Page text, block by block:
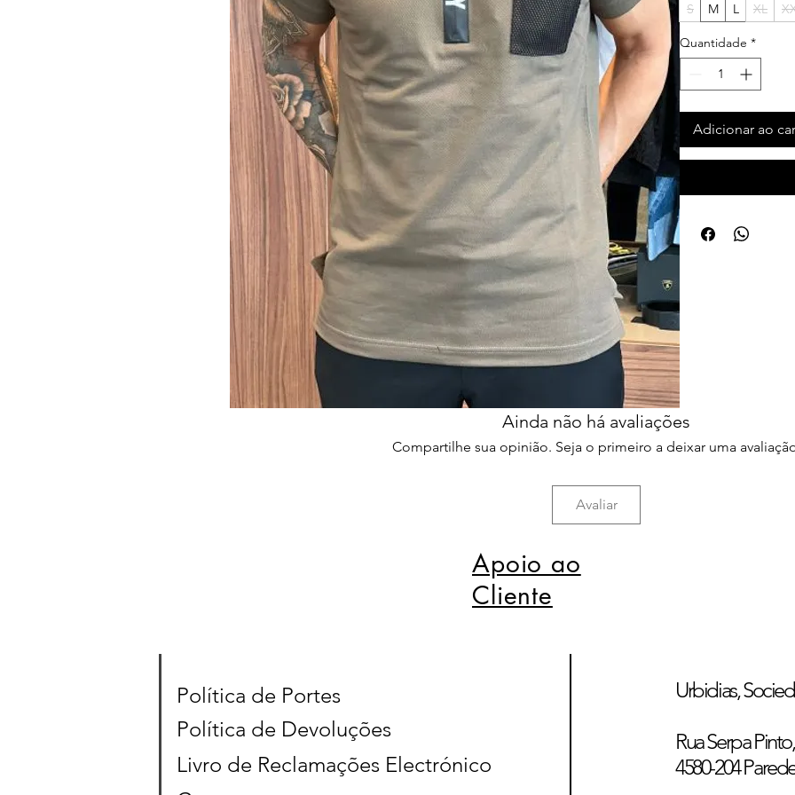
S
M L XL
Quantidade *
Adicionar ao
Ainda não há avaliações
Compartilhe sua opinião. Seja o primeiro a deixar uma
Avaliar
Apoio ao
Cliente
Política de Portes
Política de Devoluções
Livro de Reclamações Electrónico
Urbidias,
Rua Serpa
4580-204